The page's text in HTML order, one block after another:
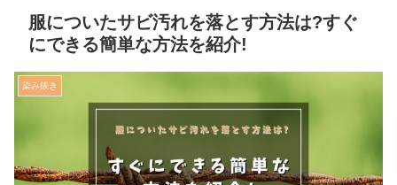
服についたサビ汚れを落とす方法は?すぐ
にできる簡単な方法を紹介!
染み抜き